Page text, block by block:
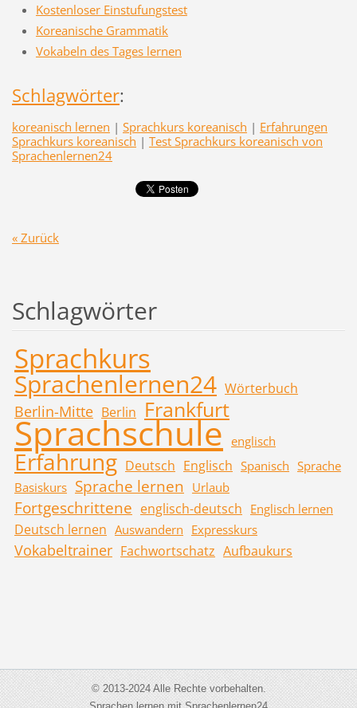
Kostenloser Einstufungstest
Koreanische Grammatik
Vokabeln des Tages lernen
Schlagwörter:
koreanisch lernen | Sprachkurs koreanisch | Erfahrungen
Sprachkurs koreanisch | Test Sprachkurs koreanisch von
Sprachenlernen24
« Zurück
Schlagwörter
Sprachkurs
Sprachenlernen24 Wörterbuch
Berlin-Mitte Berlin Frankfurt
Sprachschule englisch
Erfahrung Deutsch Englisch Spanisch Sprache
Basiskurs Sprache lernen Urlaub
Fortgeschrittene englisch-deutsch Englisch lernen
Deutsch lernen Auswandern Expresskurs
Vokabeltrainer Fachwortschatz Aufbaukurs
© 2013-2024 Alle Rechte vorbehalten.